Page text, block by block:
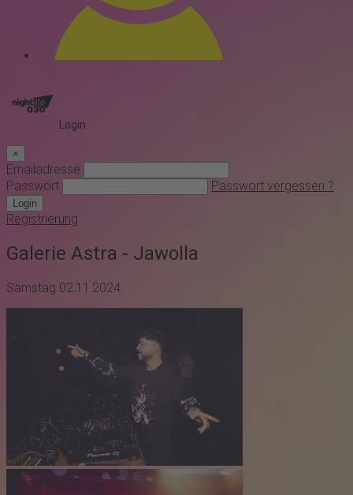
Login
×
Emailadresse
Passwort
Passwort vergessen ?
Login
Registrierung
Galerie Astra - Jawolla
Samstag 02.11.2024